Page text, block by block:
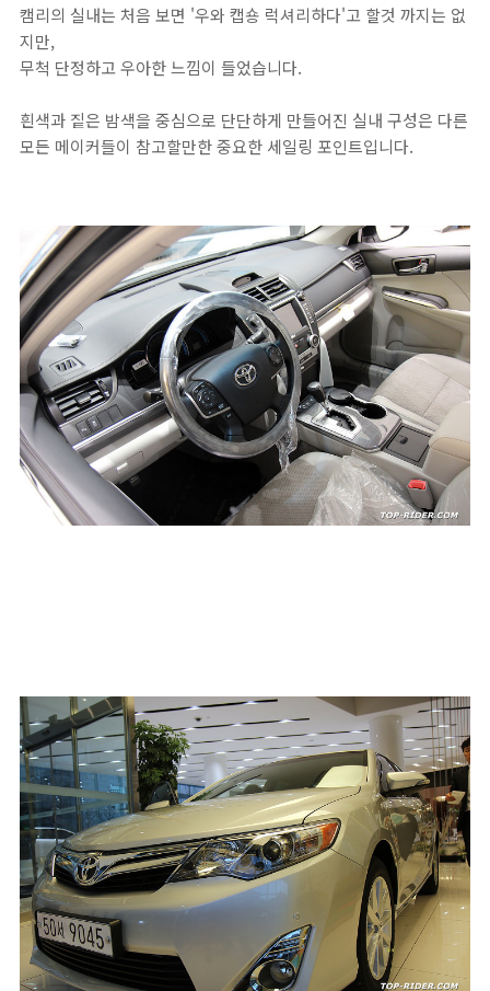
캠리의 실내는 처음 보면 '우와 캡숑 럭셔리하다'고 할것 까지는 없
지만,
무척 단정하고 우아한 느낌이 들었습니다.
흰색과 짙은 밤색을 중심으로 단단하게 만들어진 실내 구성은 다른
모든 메이커들이 참고할만한 중요한 세일링 포인트입니다.